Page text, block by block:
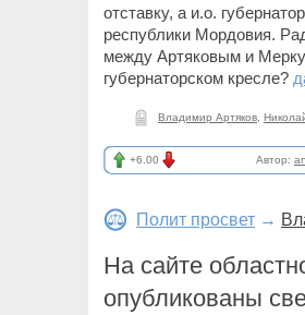
отставку, а и.о.
республики Мордовия.
между Артяковым и
губернаторском кресле?
Владимир Артяков
+6.00 Автор:
Полит просвет →
На сайте
опубликованы